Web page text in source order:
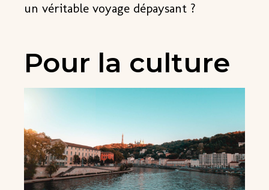
un véritable voyage dépaysant ?
Pour la culture